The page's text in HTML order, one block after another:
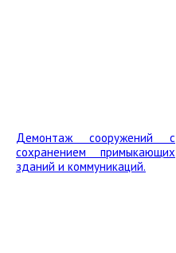
Демонтаж сооружений с
сохранением примыкающих
зданий и коммуникаций.